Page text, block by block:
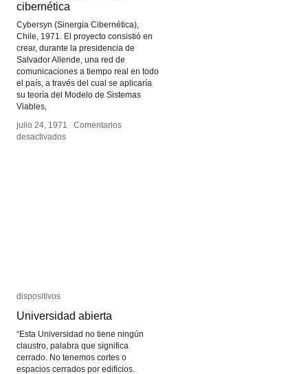
cibernética
Cybersyn (Sinergia Cibernética),
Chile, 1971. El proyecto consistió en
crear, durante la presidencia de
Salvador Allende, una red de
comunicaciones a tiempo real en todo
el país, a través del cual se aplicaría
su teoría del Modelo de Sistemas
Viables,
julio 24, 1971 / Comentarios
desactivadosen
cibernética
julio 24, 1971 / Comentarios
desactivadosen
dispositivos
Universidad abierta
“Esta Universidad no tiene ningún
claustro, palabra que significa
cerrado. No tenemos cortes o
espacios cerrados por edificios.
dispositivos
Universidad abierta